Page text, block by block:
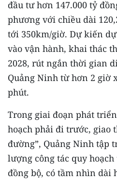
Media Y tế
Media Khoa học - Công
Media Môi trường
Ảnh
Infographic
TIN MỚI
TIN ĐỊA PHƯƠNG
Trung du và miền núi phía
đầu tư hơn 147.000 tỷ
phương với chiều dài
tới 350km/giờ. Dự kiến
vào vận hành, khai thác
2028, rút ngắn thời gian
Quảng Ninh từ hơn 2 giờ
phút.
Trong giai đoạn phát
hoạch phải đi trước, giao
đường”, Quảng Ninh tập
lượng công tác quy
đồng bộ, có tầm nhìn dài